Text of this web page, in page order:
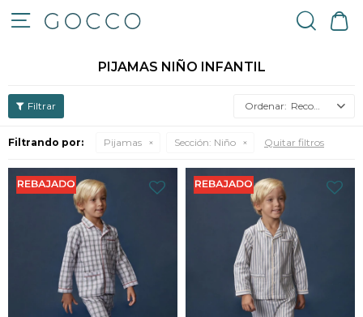

PIJAMAS NIÑO INFANTIL
Recomendados
Filtrando por: Pijamas Sección: Niño Quitar filtros